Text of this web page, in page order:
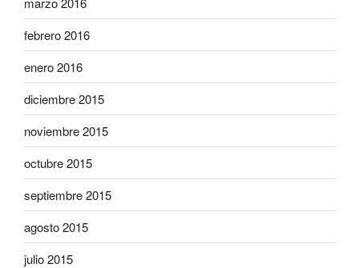
febrero 2016
enero 2016
diciembre 2015
noviembre 2015
octubre 2015
septiembre 2015
agosto 2015
julio 2015